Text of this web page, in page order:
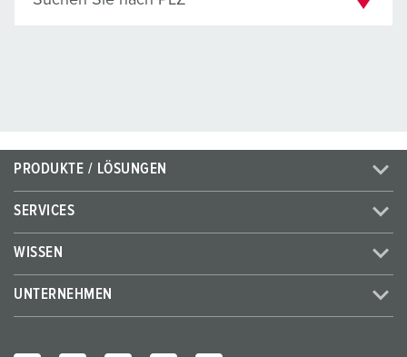
PRODUKTE / LÖSUNGEN
SERVICES
WISSEN
UNTERNEHMEN